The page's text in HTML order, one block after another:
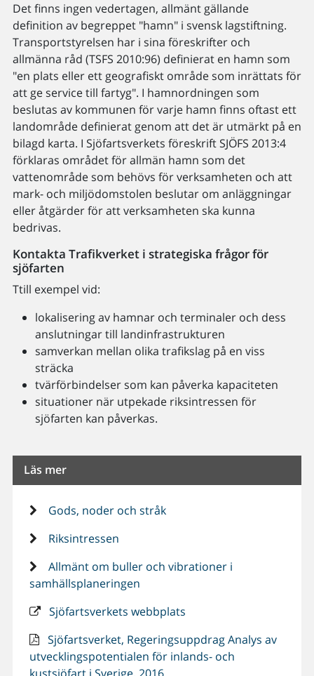
Det finns ingen vedertagen, allmänt gällande
definition av begreppet "hamn" i svensk lagstiftning.
Transportstyrelsen har i sina föreskrifter och
allmänna råd (TSFS 2010:96) definierat en hamn som
"en plats eller ett geografiskt område som inrättats för
att ge service till fartyg". I hamnordningen som
beslutas av kommunen för varje hamn finns oftast ett
landområde definierat genom att det är utmärkt på en
bilagd karta. I Sjöfartsverkets föreskrift SJÖFS 2013:4
förklaras området för allmän hamn som det
vattenområde som behövs för verksamheten och att
mark- och miljödomstolen beslutar om anläggningar
eller åtgärder för att verksamheten ska kunna
bedrivas.
Kontakta Trafikverket i strategiska frågor för
sjöfarten
Ttill exempel vid:
lokalisering av hamnar och terminaler och dess
anslutningar till landinfrastrukturen
samverkan mellan olika trafikslag på en viss
sträcka
tvärförbindelser som kan påverka kapaciteten
situationer när utpekade riksintressen för
sjöfarten kan påverkas.
Läs mer
Gods, noder och stråk
Riksintressen
Allmänt om buller och vibrationer i
samhällsplaneringen
Sjöfartsverkets webbplats
Sjöfartsverket, Regeringsuppdrag Analys av
utvecklingspotentialen för inlands- och
kustsjöfart i Sverige. 2016